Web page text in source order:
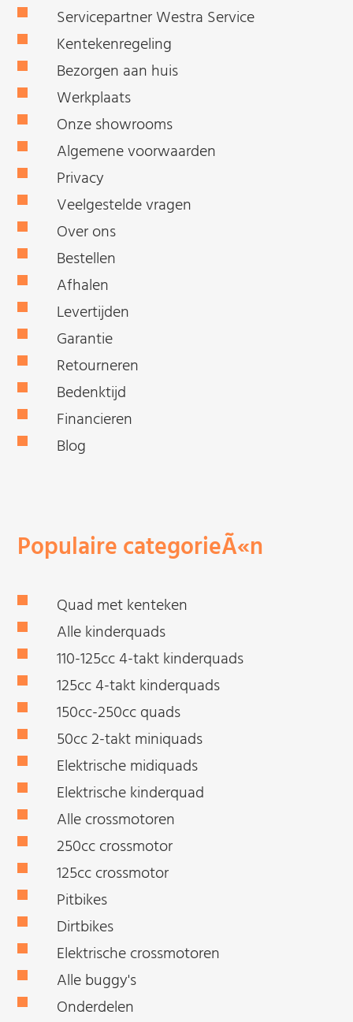
Servicepartner Westra Service
Kentekenregeling
Bezorgen aan huis
Werkplaats
Onze showrooms
Algemene voorwaarden
Privacy
Veelgestelde vragen
Over ons
Bestellen
Afhalen
Levertijden
Garantie
Retourneren
Bedenktijd
Financieren
Blog
Populaire categorieÃ«n
Quad met kenteken
Alle kinderquads
110-125cc 4-takt kinderquads
125cc 4-takt kinderquads
150cc-250cc quads
50cc 2-takt miniquads
Elektrische midiquads
Elektrische kinderquad
Alle crossmotoren
250cc crossmotor
125cc crossmotor
Pitbikes
Dirtbikes
Elektrische crossmotoren
Alle buggy's
Onderdelen